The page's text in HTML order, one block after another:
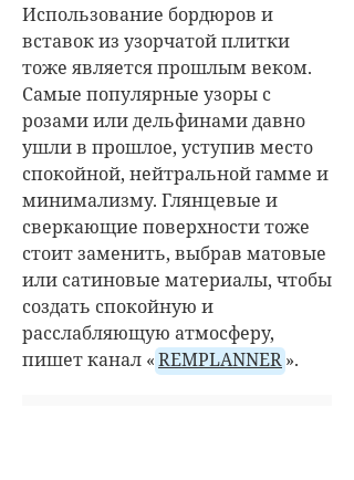
Использование бордюров и
вставок из узорчатой плитки
тоже является прошлым веком.
Самые популярные узоры с
розами или дельфинами давно
ушли в прошлое, уступив место
спокойной, нейтральной гамме и
минимализму. Глянцевые и
сверкающие поверхности тоже
стоит заменить, выбрав матовые
или сатиновые материалы, чтобы
создать спокойную и
расслабляющую атмосферу,
пишет канал «REMPLANNER».